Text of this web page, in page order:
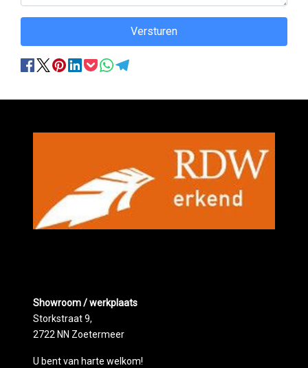
Versturen
Showroom / werkplaats
Storkstraat 9,
2722 NN Zoetermeer
U bent van harte welkom!